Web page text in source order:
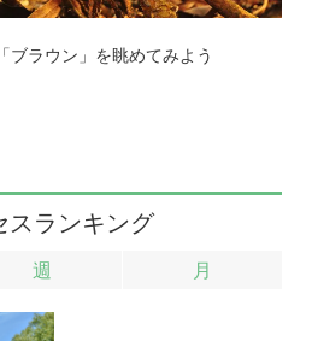
ブラウン」を眺めてみよう
スランキング
週 月